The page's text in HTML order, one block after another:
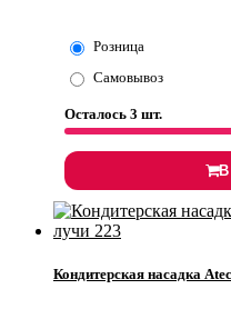
Розница
Самовывоз
Осталось 3 шт.
В
Кондитерская насадка